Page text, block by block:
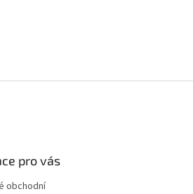
pro vás
obchodní